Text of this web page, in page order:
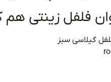
فلفل زینتی
گیلاسی سبز